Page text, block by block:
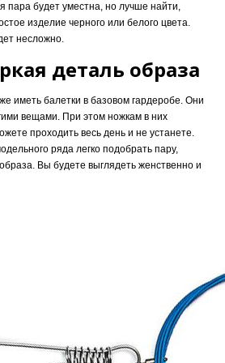
пара будет уместна, но лучше найти,
изделие черного или белого цвета.
несложно.
деталь образа
иметь балетки в базовом гардеробе. Они
вещами. При этом ножкам в них
проходить весь день и не устанете.
ряда легко подобрать пару,
Вы будете выглядеть женственно и